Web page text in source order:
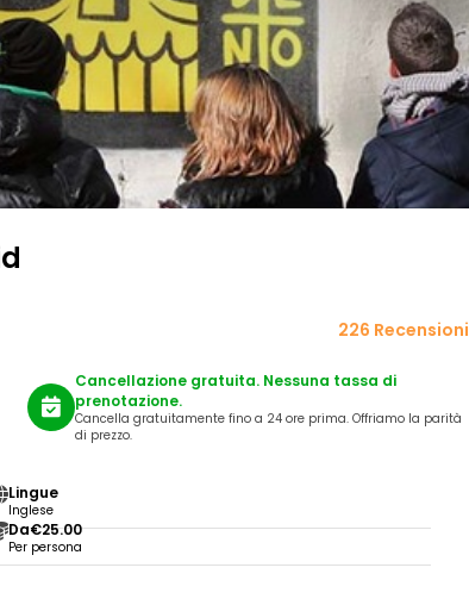
226 Recensioni
Lingue
Inglese
Da€25.00
Per persona
Cancellazione gratuita. Nessuna tassa di
prenotazione.
Cancella gratuitamente fino a 24 ore prima. Offriamo la parità
di prezzo.